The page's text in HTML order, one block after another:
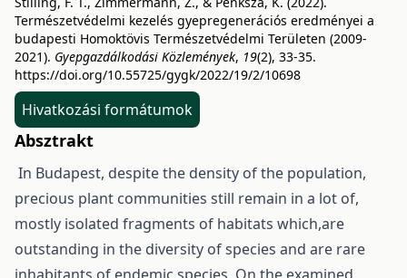
Természetvédelmi kezelés gyepregenerációs eredményei a
budapesti Homoktövis Természetvédelmi Területen (2009-
2021). Gyepgazdálkodási Közlemények, 19(2), 33-35.
https://doi.org/10.55725/gygk/2022/19/2/10698
Hivatkozási formátumok
Absztrakt
In Budapest, despite the density of the population,
precious plant communities still remain in a lot of,
mostly isolated fragments of habitats which,are
outstanding in the diversity of species and are rare